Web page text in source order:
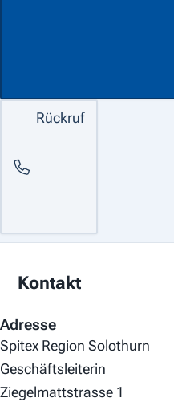
Rückruf
Kontakt
Adresse
Spitex Region Solothurn
Geschäftsleiterin
Ziegelmattstrasse 1